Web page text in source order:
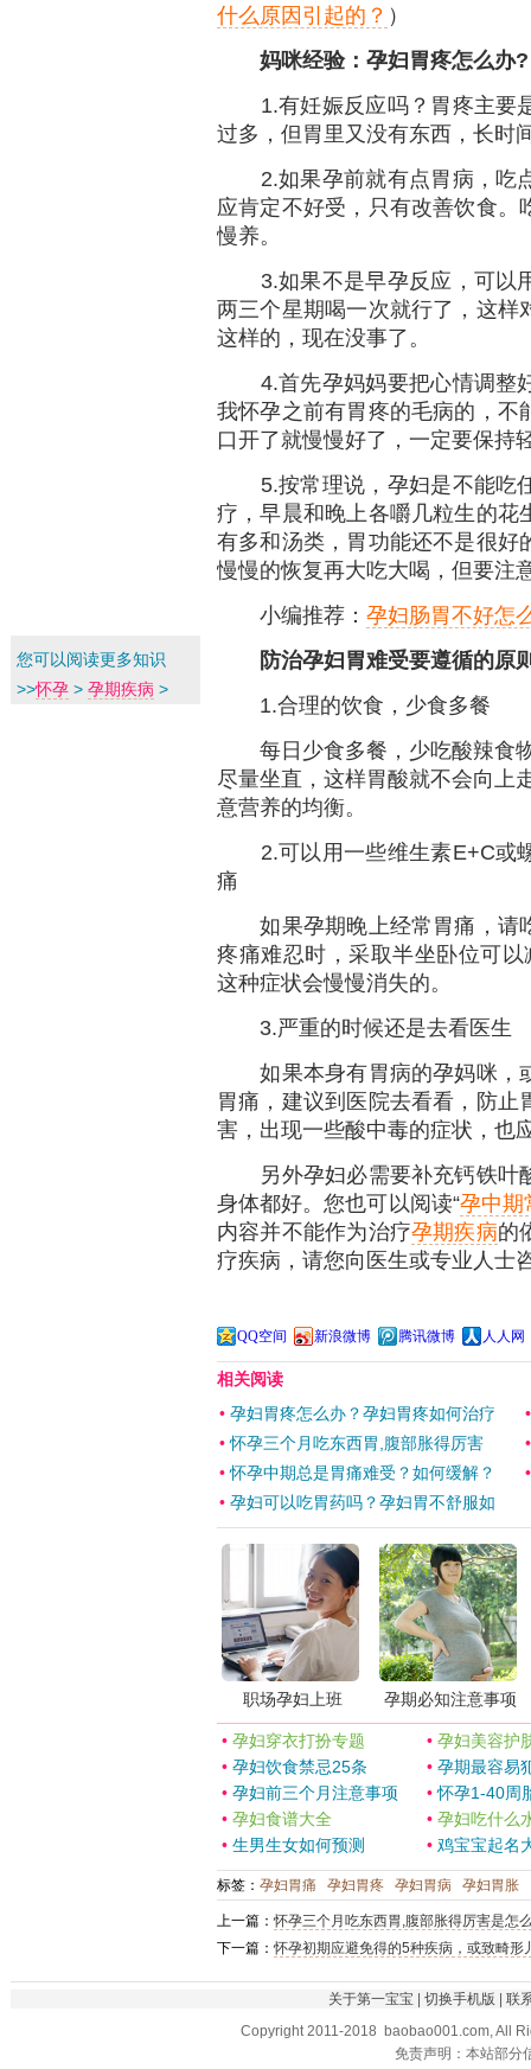
什么原因引起的？ ）
妈咪经验：孕妇胃疼怎么办?
1.有妊娠反应吗？胃疼主要
过多，但胃里又没有东西，长时
2.如果孕前就有点胃病，吃
应肯定不好受，只有改善饮食。
慢养。
3.如果不是早孕反应，可以
两三个星期喝一次就行了，这样
这样的，现在没事了。
4.首先孕妈妈要把心情调整
我怀孕之前有胃疼的毛病的，不
口开了就慢慢好了，一定要保持
5.按常理说，孕妇是不能吃
疗，早晨和晚上各嚼几粒生的花
有多和汤类，胃功能还不是很好
慢慢的恢复再大吃大喝，但要注
小编推荐： 孕妇肠胃不好怎
防治孕妇胃难受要遵循的原
1.合理的饮食，少食多餐
每日少食多餐，少吃酸辣食
尽量坐直，这样胃酸就不会向上
意营养的均衡。
2.可以用一些维生素E+C或
痛
如果孕期晚上经常胃痛，请
疼痛难忍时，采取半坐卧位可
这种症状会慢慢消失的。
3.严重的时候还是去看医生
如果本身有胃病的孕妈咪，
胃痛，建议到医院去看看，防
害，出现一些酸中毒的症状，也
另外孕妇必需要补充钙铁叶
身体都好。您也可以阅读“孕中期
内容并不能作为治疗孕期疾病的
疗疾病，请您向医生或专业人士
QQ空间 新浪微博 腾讯微博 人人网
相关阅读
• 孕妇胃疼怎么办？孕妇胃疼如何治疗
•怀孕三个月吃东西胃,腹部胀得厉害
•怀孕中期总是胃痛难受？如何缓解？
• 孕妇可以吃胃药吗？孕妇胃不舒服如
职场孕妇上班 孕期必知注意事项
• 孕妇穿衣打扮专题 •孕妇美容护
• 孕妇饮食禁忌25条 •孕期最容易
• 孕妇前三个月注意事项 •怀孕1-40周
• 孕妇食谱大全 •孕妇吃什么
• 生男生女如何预测 •鸡宝宝起名
标签： 孕妇胃痛 孕妇胃疼 孕妇胃病 孕妇胃胀
上一篇：怀孕三个月吃东西胃,腹部胀得厉害是怎
下一篇：怀孕初期应避免得的5种疾病，或致畸形
您可以阅读更多知识
>>怀孕 > 孕期疾病 >
关于第一宝宝 | 切换手机版 | 联
Copyright 2011-2018 baobao001.com, All
免责声明：本站部分